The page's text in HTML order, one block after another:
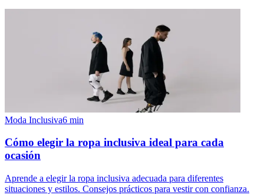
Moda Inclusiva6 min
Cómo elegir la ropa inclusiva ideal para cada
ocasión
Aprende a elegir la ropa inclusiva adecuada para diferentes
situaciones y estilos. Consejos prácticos para vestir con confianza.